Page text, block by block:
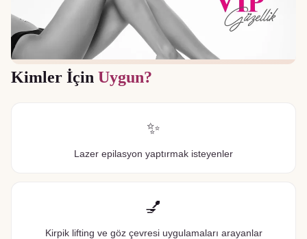
Kimler İçin Uygun?
✨
Lazer epilasyon yaptırmak isteyenler
💅
Kirpik lifting ve göz çevresi uygulamaları arayanlar